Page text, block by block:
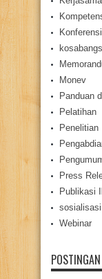
Monev
Panduan
Pelatihan
Penelitian
Press
Publikasi
sosialisasi
Webinar